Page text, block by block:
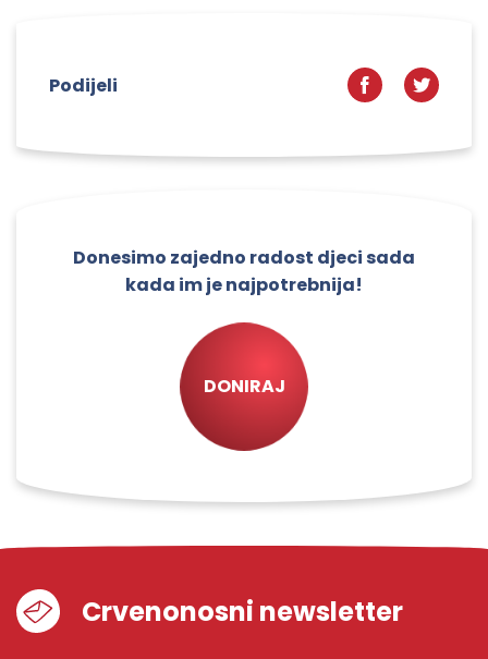
Podijeli
Donesimo zajedno radost djeci sada
kada im je najpotrebnija!
DONIRAJ
Crvenonosni newsletter